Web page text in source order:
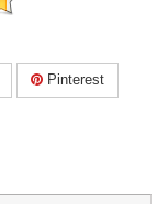
Pinterest